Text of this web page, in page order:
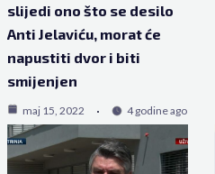
slijedi ono što se desilo
Anti Jelaviću, morat će
napustiti dvor i biti
smijenjen
maj 15, 2022 4 godine ago